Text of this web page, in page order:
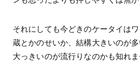
それにしても今どきのケータイは
蔵とかのせいか、結構大きいのが
大っきいのが流行りなのかも知れ